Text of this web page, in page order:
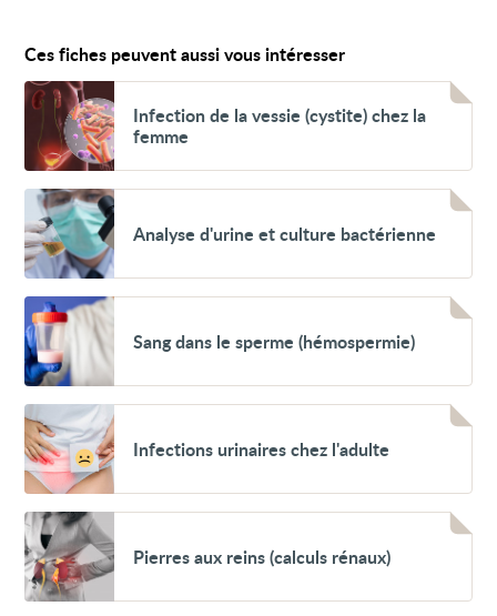
Ces fiches peuvent aussi vous intéresser
Voir
Infection
vessie
chez
femme
Infection de la vessie (cystite) chez la
femme
Voir
Analyse
d'urine
et
culture
Analyse d'urine et culture bactérienne
Voir
Sang
dans
le
sperme
Sang dans le sperme (hémospermie)
Voir
Infections
urinaires
chez
l'adulte
Infections urinaires chez l'adulte
Voir
Pierres
aux
reins
(calculs
Pierres aux reins (calculs rénaux)